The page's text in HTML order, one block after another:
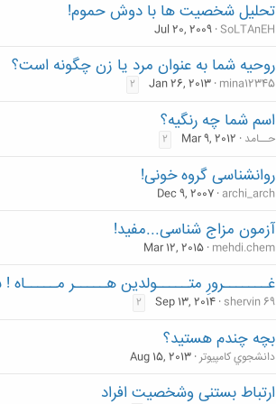
تحلیل شخصیت ها با دوش حموم!
SoLTAnEH
Jul 20, 2009
روحيه شما به عنوان مرد يا زن چگونه است؟
mina12345
Jan 26, 2013
2
اسم شما چه رنگیه؟
حــامد Mar 9, 2012
2
روانشناسی گروه خونی!
archi_arch
Dec 9, 2007
آزمون مزاج شناسی...مفید!
mehdi.chem
Mar 12, 2015
غـــــــرورِ متـــــولدین هـــــر
shervin 69
Sep 13, 2014
2
بچه چندم هستید؟
دانشجوي كامپيوتر Aug 15, 2013
ارتباط بستنی وشخصیت افراد